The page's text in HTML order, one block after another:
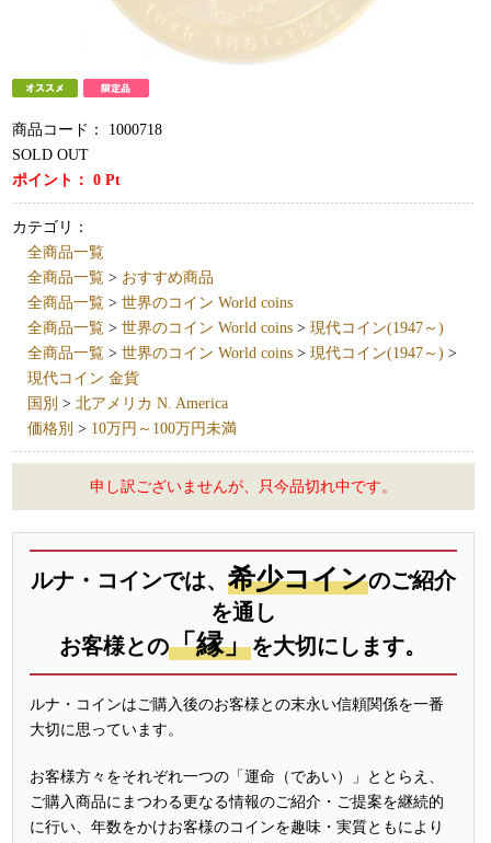
商品コード：
1000718
SOLD OUT
ポイント：0 Pt
カテゴリ：
全商品一覧
全商品一覧 > おすすめ商品
全商品一覧 >世界のコイン World coins
全商品一覧 >世界のコイン World coins >現代コイン(1947～)
全商品一覧 >世界のコイン World coins >現代コイン(1947～) >
現代コイン 金貨
国別 >北アメリカ N. America
価格別 > 10万円～100万円未満
申し訳ございませんが、只今品切れ中です。
ルナ・コインでは、 希少コインのご紹介
を通し
お客様との「縁」を大切にします。
ルナ・コインはご購入後のお客様との末永い信頼関係を一番
大切に思っています。
お客様方々をそれぞれ一つの「運命（であい）」ととらえ、
ご購入商品にまつわる更なる情報のご紹介・ご提案を継続的
に行い、年数をかけお客様のコインを趣味・実質ともにより